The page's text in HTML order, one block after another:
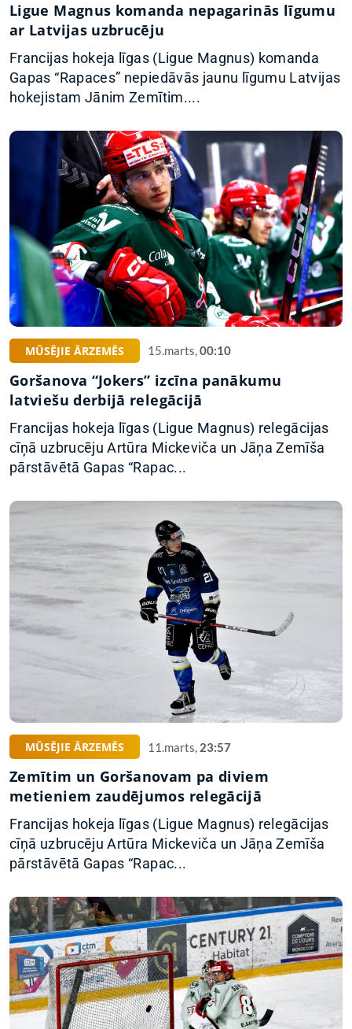
Ligue Magnus komanda nepagarinās līgumu
ar Latvijas uzbrucēju
Francijas hokeja līgas (Ligue Magnus) komanda
Gapas “Rapaces” nepiedāvās jaunu līgumu Latvijas
hokejistam Jānim Zemītim....
MŪSĒJIE ĀRZEMĒS 15.marts,00:10
Goršanova “Jokers” izcīna panākumu
latviešu derbijā relegācijā
Francijas hokeja līgas (Ligue Magnus) relegācijas
cīņā uzbrucēju Artūra Mickeviča un Jāņa Zemīša
pārstāvētā Gapas “Rapac...
MŪSĒJIE ĀRZEMĒS 11.marts, 23:57
Zemītim un Goršanovam pa diviem
metieniem zaudējumos relegācijā
Francijas hokeja līgas (Ligue Magnus) relegācijas
cīņā uzbrucēju Artūra Mickeviča un Jāņa Zemīša
pārstāvētā Gapas “Rapac...